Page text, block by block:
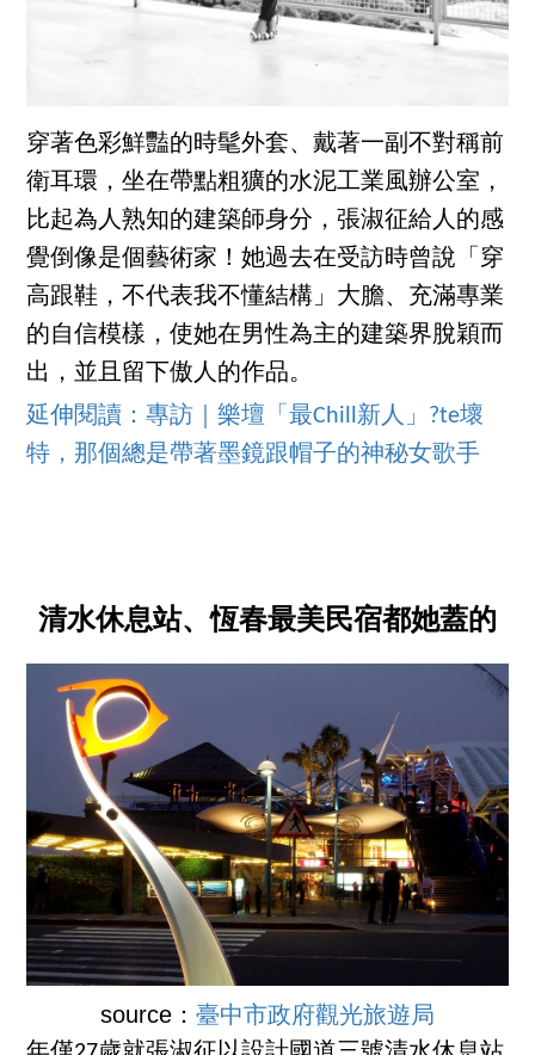
穿著色彩鮮豔的時髦外套、戴著一副不對稱前
衛耳環，坐在帶點粗獷的水泥工業風辦公室，
比起為人熟知的建築師身分，張淑征給人的感
覺倒像是個藝術家！她過去在受訪時曾說「穿
高跟鞋，不代表我不懂結構」大膽、充滿專業
的自信模樣，使她在男性為主的建築界脫穎而
出，並且留下傲人的作品。
延伸閱讀：專訪｜樂壇「最Chill新人」?te壞
特，那個總是帶著墨鏡跟帽子的神秘女歌手
清水休息站、恆春最美民宿都她蓋的
source： 臺中市政府觀光旅遊局